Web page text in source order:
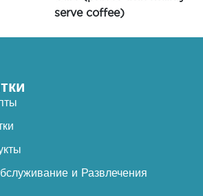
serve coffee)
и Развлечения